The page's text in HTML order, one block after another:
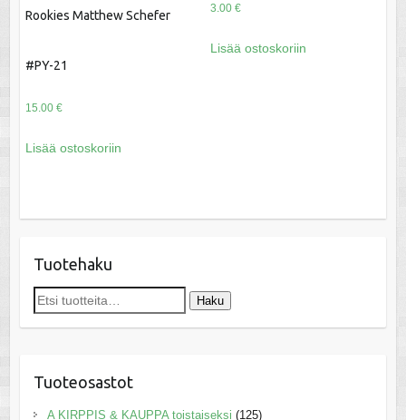
Rookies Matthew Schefer
#PY-21
15.00 €
Lisää ostoskoriin
3.00 €
Lisää ostoskoriin
Tuotehaku
Etsi: Haku
Tuoteosastot
A KIRPPIS & KAUPPA toistaiseksi (125)